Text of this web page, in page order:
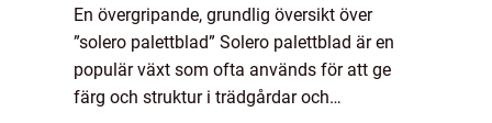
En övergripande, grundlig översikt över
”solero palettblad” Solero palettblad är en
populär växt som ofta används för att ge
färg och struktur i trädgårdar och